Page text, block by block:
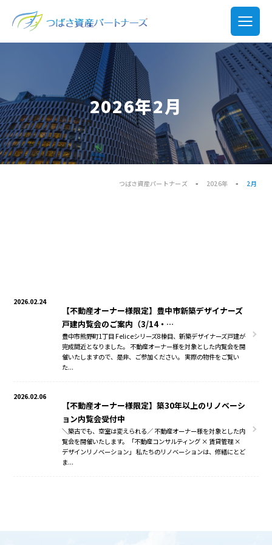
2026年2月
つばさ資産パートナーズ- 2026年 - 2月
2026.02.24
【不動産オーナー様限定】豊中市新築デザイナーズ
戸建内覧会のご案内（3/14・…
豊中市熊野町1丁目 Feliceシリーズ8棟目、新築デザイナーズ戸建が
完成間近となりました。 不動産オーナー様を対象とした内覧会を開
催いたしますので、是非、ご参加ください。 実際の物件をご覧い
た...
2026.02.06
【不動産オーナー様限定】築30年以上のリノベーシ
ョン内覧会受付中
＼築古でも、空室は変えられる／ 不動産オーナー様を対象とした内
覧会を開催いたします。「不動産コンサルティング × 賃貸管理 ×
デザインリノベーション」 私たちのリノベーションは、修繕にとど
ま...